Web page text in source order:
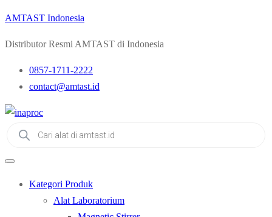
AMTAST Indonesia
Distributor Resmi AMTAST di Indonesia
0857-1711-2222
contact@amtast.id
search
Kategori Produk
Alat Laboratorium